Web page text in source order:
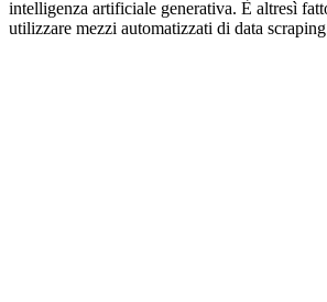
intelligenza artificiale generativa. È altresì
utilizzare mezzi automatizzati di data